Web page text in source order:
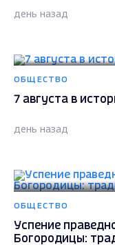
день назад
ОБЩЕСТВО
7 августа в
день назад
ОБЩЕСТВО
Успение
Богородицы: